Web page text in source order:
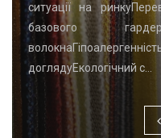
ситуації на
базового
доглядуЕкологічний с…